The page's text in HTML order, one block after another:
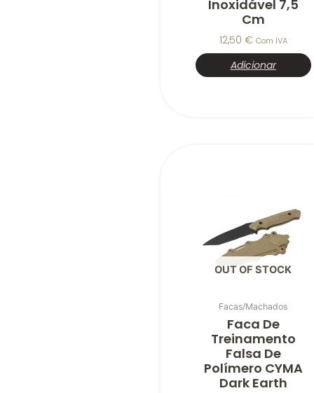
Inoxidável 7,5
Cm
12,50 € Com IVA
Adicionar
OUT OF STOCK
Facas/Machados
Faca De
Treinamento
Falsa De
Polímero CYMA
Dark Earth